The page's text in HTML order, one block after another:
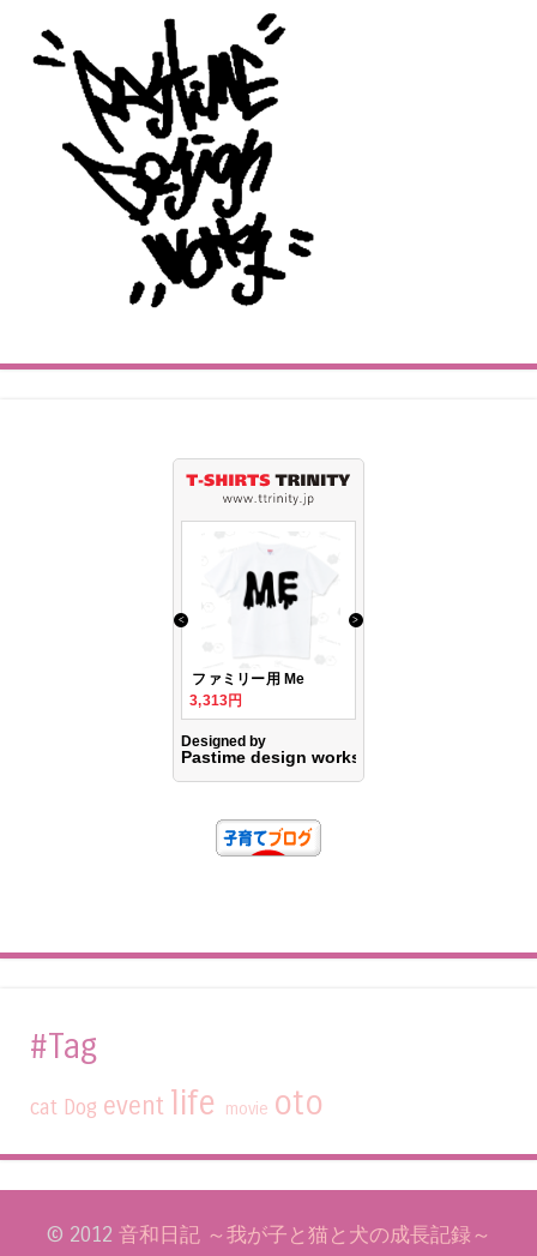
#Tag
cat Dog event life movie oto
© 2012 音和日記 ～我が子と猫と犬の成長記録～